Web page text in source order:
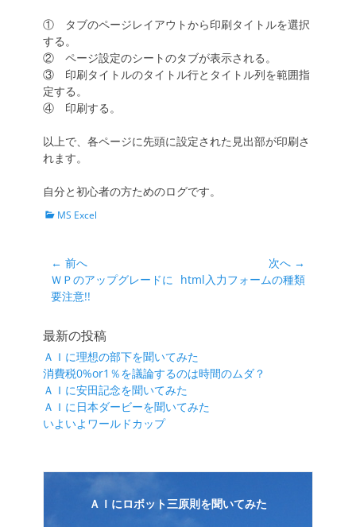
① タブのページレイアウトから印刷タイトルを選択
する。
② ページ設定のシートのタブが表示される。
③ 印刷タイトルのタイトル行とタイトル列を範囲指
定する。
④ 印刷する。
以上で、各ページに先頭に設定された見出部が印刷さ
れます。
自分と初心者の方ためのログです。
カ MS Excel
投
稿
ナ
ビ
ゲ
ー
シ
ョ
ン
← 前へ
前
の
稿:
ＷＰのアップグレードに
要注意!!
次へ →
次
html入力フォームの種類
最新の投稿
ＡＩに理想の部下を聞いてみた
消費税0%or1％を議論するのは時間のムダ？
ＡＩに安田記念を聞いてみた
ＡＩに日本ダービーを聞いてみた
いよいよワールドカップ
ＡＩにロボット三原則を聞いてみた